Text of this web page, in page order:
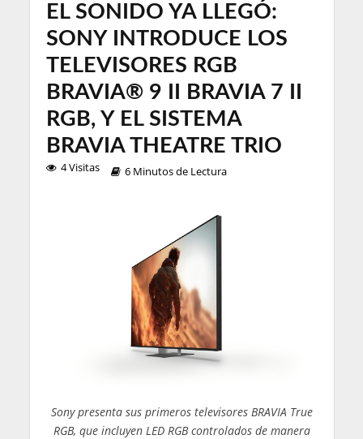
EL SONIDO YA LLEGÓ:
SONY INTRODUCE LOS
TELEVISORES RGB
BRAVIA® 9 II BRAVIA 7 II
RGB, Y EL SISTEMA
BRAVIA THEATRE TRIO
4 Visitas 6 Minutos de Lectura
Sony presenta sus primeros televisores BRAVIA True
RGB, que incluyen LED RGB controlados de manera